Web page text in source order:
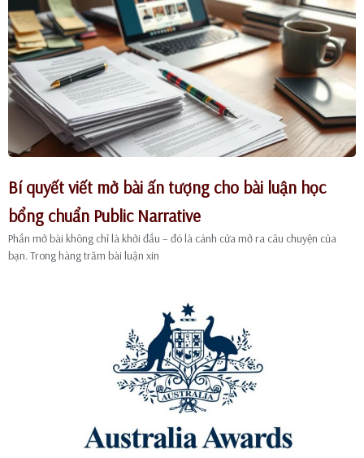
Bí quyết viết mở bài ấn tượng cho bài luận học
bổng chuẩn Public Narrative
Phần mở bài không chỉ là khởi đầu – đó là cánh cửa mở ra câu chuyện của
bạn. Trong hàng trăm bài luận xin